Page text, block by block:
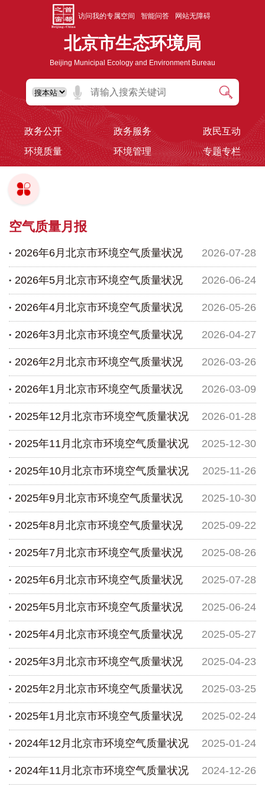
访问我的专属空间 智能问答 网站无障碍
北京市生态环境局
Beijing Municipal Ecology and Environment Bureau
政务公开 政务服务
政民互动
环境质量
环境管理 专题专栏
空气质量月报
2026-07-28
2026年6月北京市环境空气质量状况
2026-06-24
2026年5月北京市环境空气质量状况
2026-05-26
2026年4月北京市环境空气质量状况
2026-04-27
2026年3月北京市环境空气质量状况
2026-03-26
2026年2月北京市环境空气质量状况
2026-03-09
2026年1月北京市环境空气质量状况
2026-01-28
2025年12月北京市环境空气质量状况
2025-12-30
2025年11月北京市环境空气质量状况
2025-11-26
2025年10月北京市环境空气质量状况
2025-10-30
2025年9月北京市环境空气质量状况
2025-09-22
2025年8月北京市环境空气质量状况
2025-08-26
2025年7月北京市环境空气质量状况
2025-07-28
2025年6月北京市环境空气质量状况
2025-06-24
2025年5月北京市环境空气质量状况
2025-05-27
2025年4月北京市环境空气质量状况
2025-04-23
2025年3月北京市环境空气质量状况
2025-03-25
2025年2月北京市环境空气质量状况
2025-02-24
2025年1月北京市环境空气质量状况
2025-01-24
2024年12月北京市环境空气质量状况
2024-12-26
2024年11月北京市环境空气质量状况